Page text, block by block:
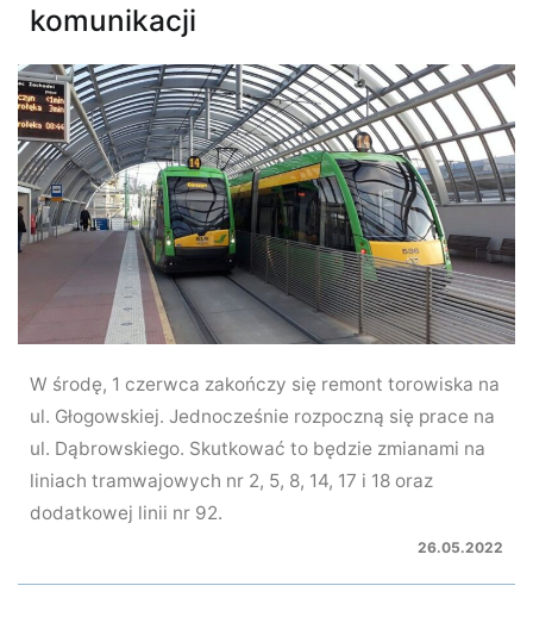
komunikacji
W środę, 1 czerwca zakończy się remont torowiska na
ul. Głogowskiej. Jednocześnie rozpoczną się prace na
ul. Dąbrowskiego. Skutkować to będzie zmianami na
liniach tramwajowych nr 2, 5, 8, 14, 17 i 18 oraz
dodatkowej linii nr 92.
26.05.2022